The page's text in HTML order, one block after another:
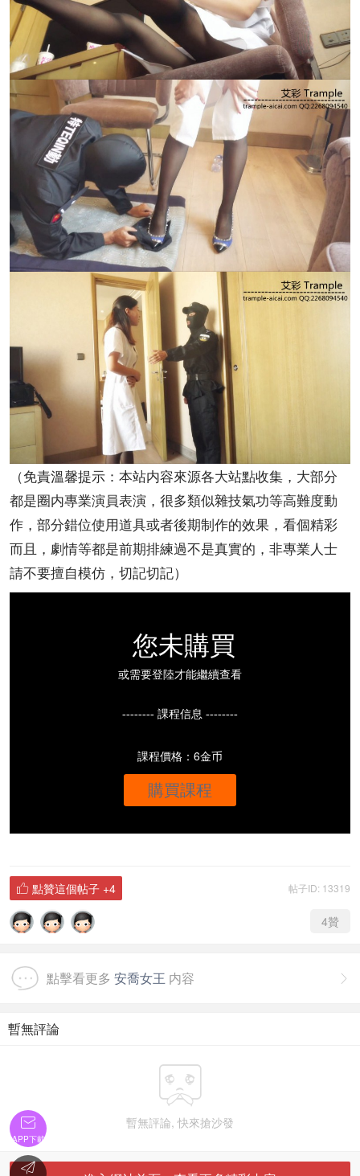
（免責溫馨提示：本站内容來源各大站點收集，大部分
都是圈内專業演員表演，很多類似雜技氣功等高難度動
作，部分錯位使用道具或者後期制作的效果，看個精彩
而且，劇情等都是前期排練過不是真實的，非專業人士
請不要擅自模仿，切記切記）
您未購買
或需要登陸才能繼續查看
-------- 課程信息 --------
課程價格：6金币
購買課程
帖子ID: 13319
 點贊這個帖子 +4
4贊

點擊看更多 安喬女王 内容
暫無評論

暫無評論, 快來搶沙發

APP下載
